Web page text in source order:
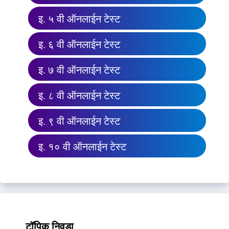
इ. ५ वी ऑनलाईन टेस्ट
इ. ६ वी ऑनलाईन टेस्ट
इ. ७ वी ऑनलाईन टेस्ट
इ. ८ वी ऑनलाईन टेस्ट
इ. ९ वी ऑनलाईन टेस्ट
इ. १० वी ऑनलाईन टेस्ट
टॉपिक निवडा